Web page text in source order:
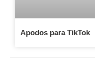
Apodos para TikTok